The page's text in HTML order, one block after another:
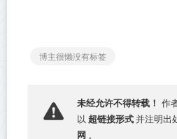
博主很懒没有标签
未经允许不得转载！ 作
以 超链接形式 并注明出
网 。